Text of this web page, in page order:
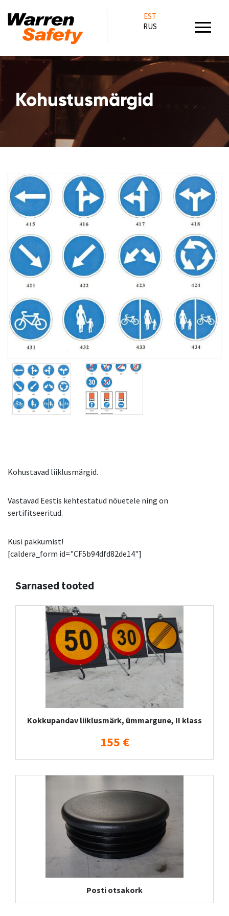
EST
RUS
Kohustusmärgid
Kohustavad liiklusmärgid.
Vastavad Eestis kehtestatud nõuetele ning on
sertifitseeritud.
Küsi pakkumist!
[caldera_form id="CF5b94dfd82de14"]
Sarnased tooted
Kokkupandav liiklusmärk, ümmargune, II klass
155 €
Posti otsakork